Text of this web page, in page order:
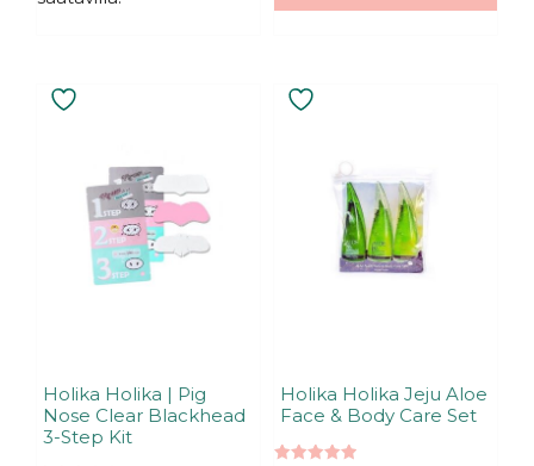
Holika Holika | Pig
Nose Clear Blackhead
3-Step Kit
Holika Holika Jeju Aloe
Face & Body Care Set